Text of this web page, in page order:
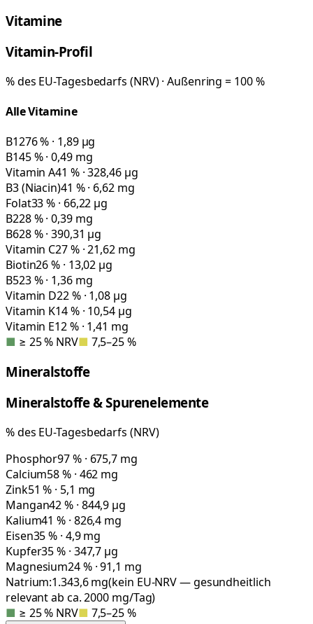
Vitamine
Vitamin-Profil
% des EU-Tagesbedarfs (NRV) · Außenring = 100 %
Alle Vitamine
B1276 % · 1,89 µg
B145 % · 0,49 mg
Vitamin A41 % · 328,46 µg
B3 (Niacin)41 % · 6,62 mg
Folat33 % · 66,22 µg
B228 % · 0,39 mg
B628 % · 390,31 µg
Vitamin C27 % · 21,62 mg
Biotin26 % · 13,02 µg
B523 % · 1,36 mg
Vitamin D22 % · 1,08 µg
Vitamin K14 % · 10,54 µg
Vitamin E12 % · 1,41 mg
■ ≥ 25 % NRV■ 7,5–25 %
Mineralstoffe
Mineralstoffe & Spurenelemente
% des EU-Tagesbedarfs (NRV)
Phosphor97 % · 675,7 mg
Calcium58 % · 462 mg
Zink51 % · 5,1 mg
Mangan42 % · 844,9 µg
Kalium41 % · 826,4 mg
Eisen35 % · 4,9 mg
Kupfer35 % · 347,7 µg
Magnesium24 % · 91,1 mg
Natrium:1.343,6mg(kein EU-NRV — gesundheitlich
relevant ab ca. 2000 mg/Tag)
■ ≥ 25 % NRV■ 7,5–25 %